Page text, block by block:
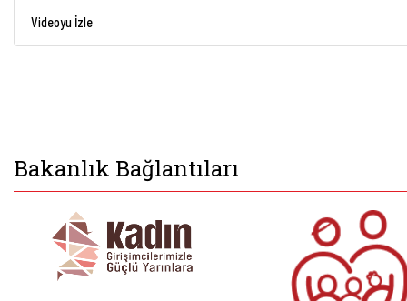
Videoyu İzle
Bakanlık Bağlantıları